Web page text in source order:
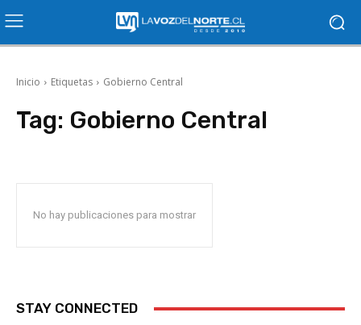
Inicio Etiquetas Gobierno Central
Tag: Gobierno Central
No hay publicaciones para mostrar
STAY CONNECTED